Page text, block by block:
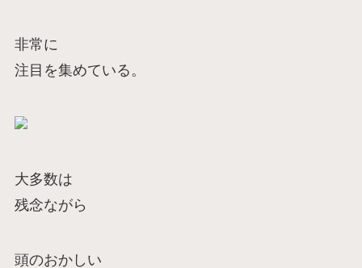
非常に
注目を集めている。
大多数は
残念ながら
頭のおかしい